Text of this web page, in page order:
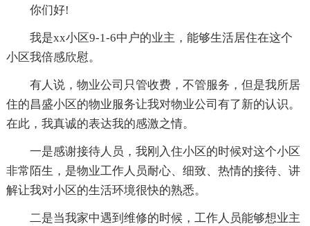
你们好!
我是xx小区9-1-6中户的业主，能够生活居住在这个
小区我倍感欣慰。
有人说，物业公司只管收费，不管服务，但是我所居
住的昌盛小区的物业服务让我对物业公司有了新的认识。
在此，我真诚的表达我的感激之情。
一是感谢接待人员，我刚入住小区的时候对这个小区
非常陌生，是物业工作人员耐心、细致、热情的接待、讲
解让我对小区的生活环境很快的熟悉。
二是当我家中遇到维修的时候，工作人员能够想业主